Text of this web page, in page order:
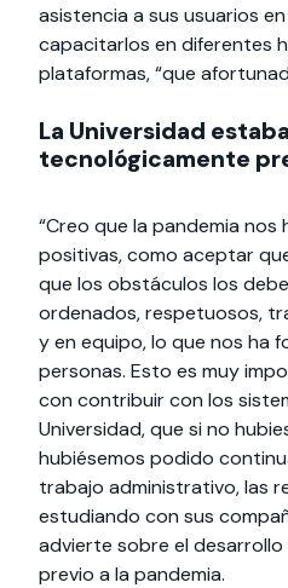
asistencia a sus usuarios
capacitarlos en diferentes
plataformas, “que
La Universidad estaba
tecnológicamente
“Creo que la pandemia nos
positivas, como aceptar
que los obstáculos los
ordenados, respetuosos,
y en equipo, lo que nos ha
personas. Esto es muy
con contribuir con los
Universidad, que si no
hubiésemos podido
trabajo administrativo, las
estudiando con sus
advierte sobre el desarrollo
previo a la pandemia.